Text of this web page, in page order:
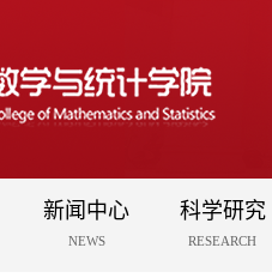
新闻中心
NEWS
科学研究
RESEARCH